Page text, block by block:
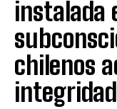
instalada
chilenos